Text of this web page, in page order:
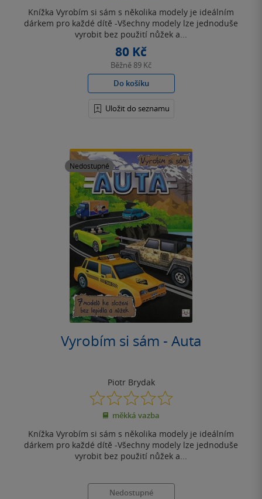
Knížka Vyrobím si sám s několika modely je ideálním
dárkem pro každé dítě -Všechny modely lze jednoduše
vyrobit bez použití nůžek a...
80 Kč
Běžně 89 Kč
Do košíku
Uložit do seznamu
Nedostupné
Vyrobím si sám - Auta
Piotr Brydak
0.0
z
5
měkká vazba
Knížka Vyrobím si sám s několika modely je ideálním
dárkem pro každé dítě -Všechny modely lze jednoduše
vyrobit bez použití nůžek a...
Nedostupné